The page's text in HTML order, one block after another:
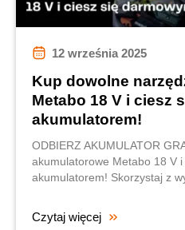
12 września 2025
Kup dowolne
Metabo 18 V i ciesz
akumulatorem!
ODBIERZ AKUMULATOR
akumulatorowe Metabo 18 V
akumulatorem! Skorzystaj z
Czytaj więcej